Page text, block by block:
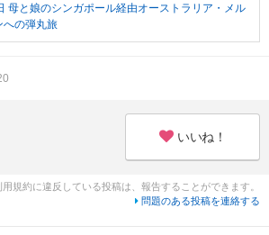
母と娘のシンガポール経由オーストラリア・メル
への弾丸旅
いいね！
用規約に違反している投稿は、報告することができます。
問題のある投稿を連絡する